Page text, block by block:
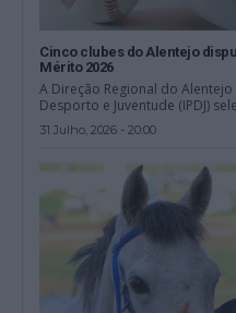
Cinco clubes do Alentejo
Mérito 2026
A Direção Regional do
Desporto e Juventude (IPDJ)
31 Julho, 2026 - 20:00